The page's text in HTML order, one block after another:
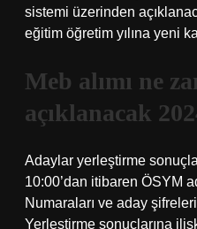
sistemi üzerinden
eğitim öğretim yılına yeni
Meb alımı ne
açıklanacak
Adaylar yerleştirme
10:00’dan itibaren ÖSYM
Numaraları ve aday
Yerleştirme sonuçlarına